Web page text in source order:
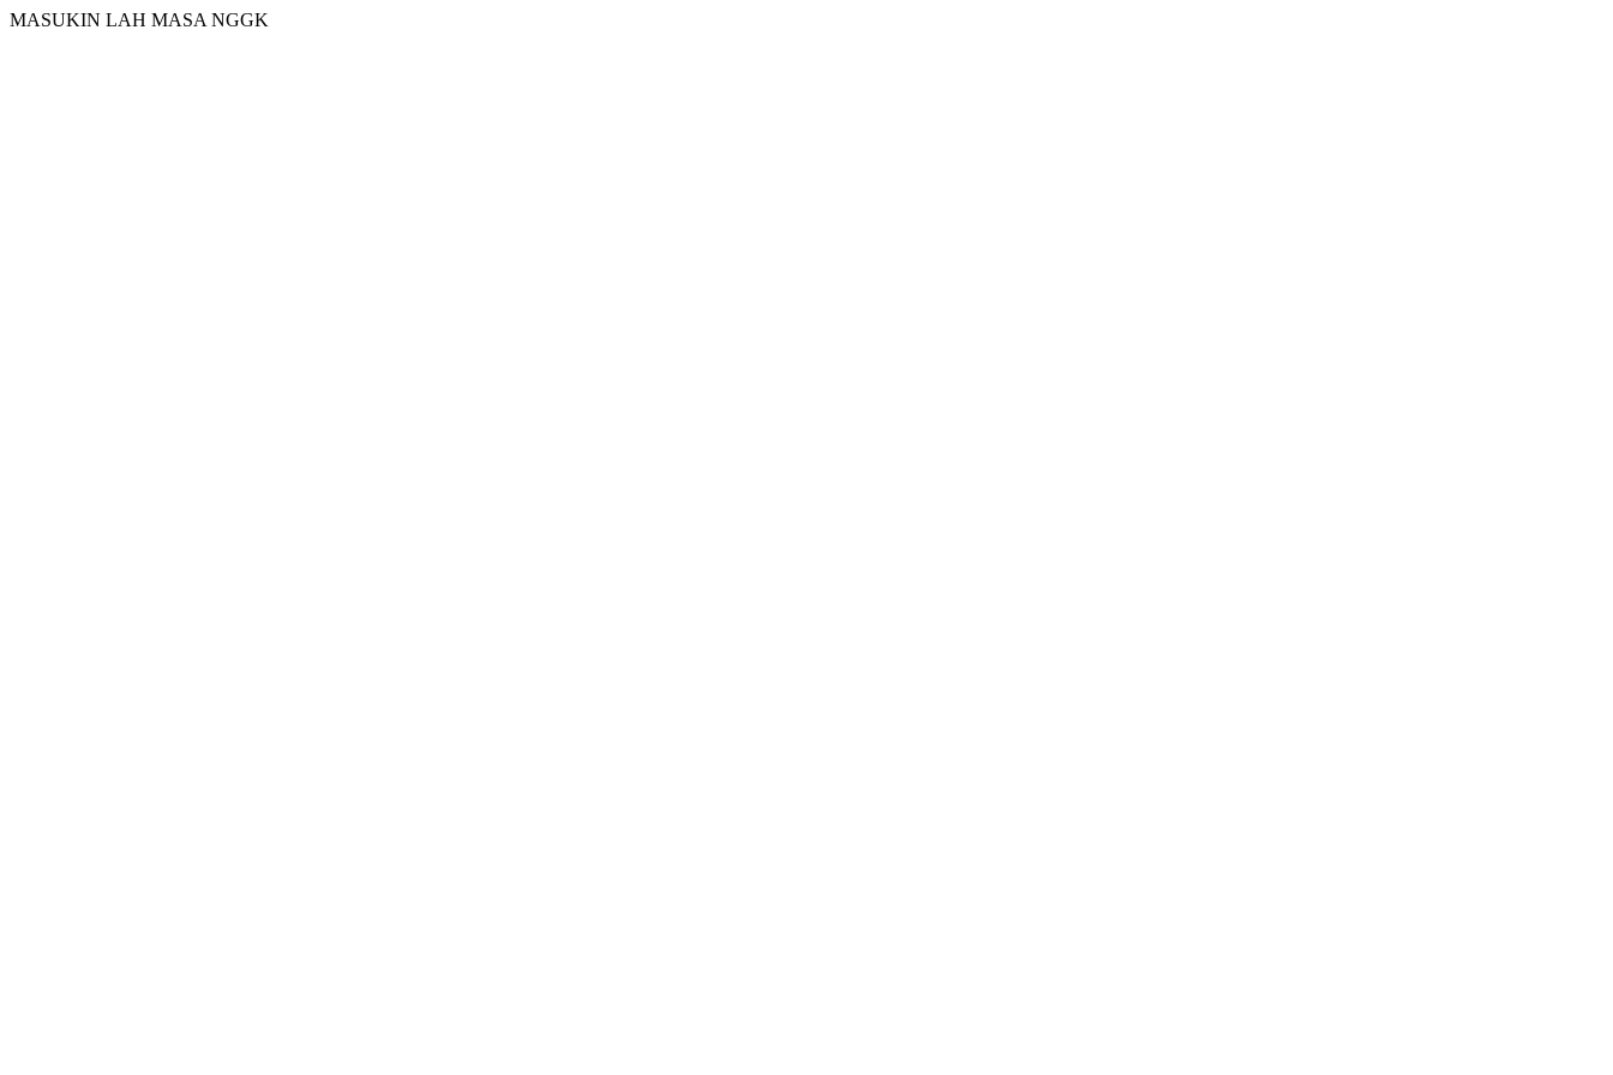
MASUKIN LAH MASA NGGK